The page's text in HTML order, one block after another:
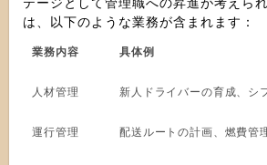
は、以下のような業務が含まれます：
業務内容 具体例
人材管理 新人ドライバーの育成、シ
運行管理 配送ルートの計画、燃費管